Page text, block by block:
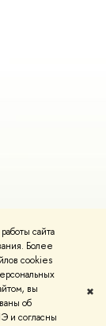
сайта
Более
cookies
вы
об
и согласны
✖
использования